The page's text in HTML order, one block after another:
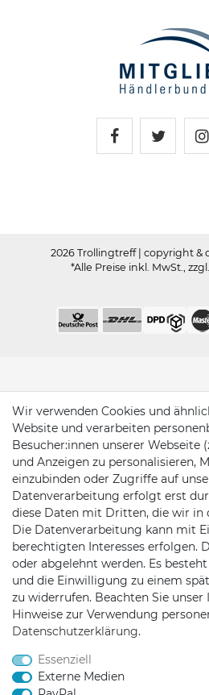
2026 Trollingtreff | copyright
*Alle Preise inkl. MwSt.,
Wir verwenden Cookies und
Website und verarbeiten
Besucher:innen unserer Webseite
und Anzeigen zu personalisieren,
einzubinden oder Zugriffe auf
Datenverarbeitung erfolgt erst
diese Daten mit Dritten, die wir in
Die Datenverarbeitung kann mit
berechtigten Interesses erfolgen.
oder abgelehnt werden. Es
und die Einwilligung zu einem
zu widerrufen. Beachten Sie unser
Hinweise zur Verwendung
Daten­schutz­erklärung.
Essenziell
Externe Medien